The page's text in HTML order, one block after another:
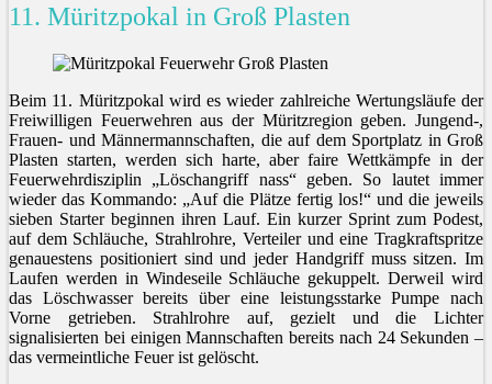
11. Müritzpokal in Groß Plasten
Beim 11. Müritzpokal wird es wieder zahlreiche Wertungsläufe der
Freiwilligen Feuerwehren aus der Müritzregion geben. Jungend-,
Frauen- und Männermannschaften, die auf dem Sportplatz in Groß
Plasten starten, werden sich harte, aber faire Wettkämpfe in der
Feuerwehrdisziplin „Löschangriff nass“ geben. So lautet immer
wieder das Kommando: „Auf die Plätze fertig los!“ und die jeweils
sieben Starter beginnen ihren Lauf. Ein kurzer Sprint zum Podest,
auf dem Schläuche, Strahlrohre, Verteiler und eine Tragkraftspritze
genauestens positioniert sind und jeder Handgriff muss sitzen. Im
Laufen werden in Windeseile Schläuche gekuppelt. Derweil wird
das Löschwasser bereits über eine leistungsstarke Pumpe nach
Vorne getrieben. Strahlrohre auf, gezielt und die Lichter
signalisierten bei einigen Mannschaften bereits nach 24 Sekunden –
das vermeintliche Feuer ist gelöscht.